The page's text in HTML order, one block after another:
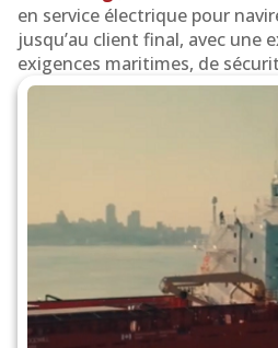
secteur
maritime
en service électrique pour
jusqu’au client final, avec une
exigences maritimes, de